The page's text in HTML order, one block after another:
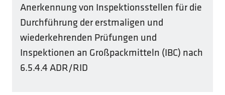
Anerkennung von Inspektionsstellen für die
Durchführung der erstmaligen und
wiederkehrenden Prüfungen und
Inspektionen an Großpackmitteln (IBC) nach
6.5.4.4 ADR/RID